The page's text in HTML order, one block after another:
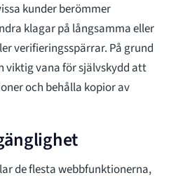
kunder berömmer
klagar på långsamma eller
verifieringsspärrar. På grund
viktig vana för självskydd att
och behålla kopior av
de flesta webbfunktionerna,